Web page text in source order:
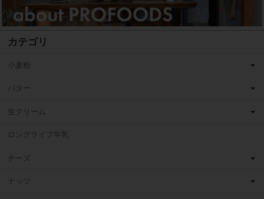
カテゴリ
小麦粉
バター
生クリーム
ロングライフ牛乳
チーズ
ナッツ